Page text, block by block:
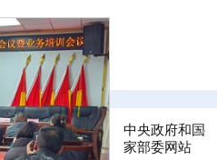
中央政府和国
家部委网站